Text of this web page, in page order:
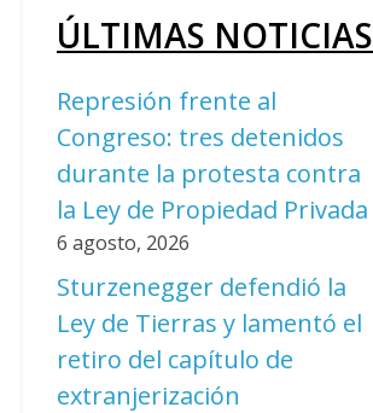
ÚLTIMAS NOTICIAS
Represión frente al
Congreso: tres detenidos
durante la protesta contra
la Ley de Propiedad Privada
6 agosto, 2026
Sturzenegger defendió la
Ley de Tierras y lamentó el
retiro del capítulo de
extranjerización